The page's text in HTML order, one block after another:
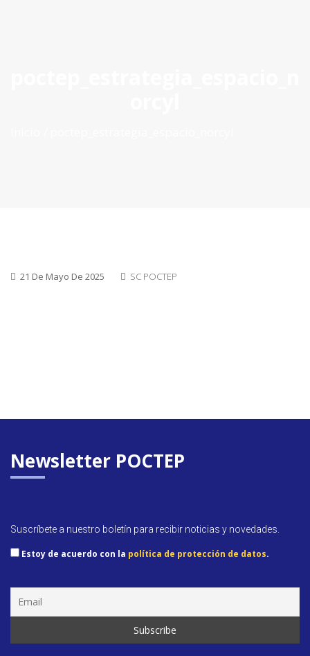
21 De Mayo De 2025 SC POCTEP
Newsletter POCTEP
Suscríbete a nuestro boletín para recibir noticias y novedades.
Estoy de acuerdo con la política de protección de datos.